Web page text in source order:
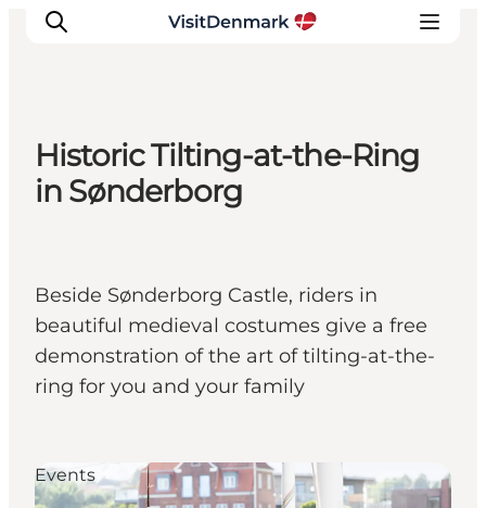
Inspirations
Planifiez votre voyage
Historic Tilting-at-the-Ring
in Sønderborg
Beside Sønderborg Castle, riders in
beautiful medieval costumes give a free
demonstration of the art of tilting-at-the-
ring for you and your family
Events